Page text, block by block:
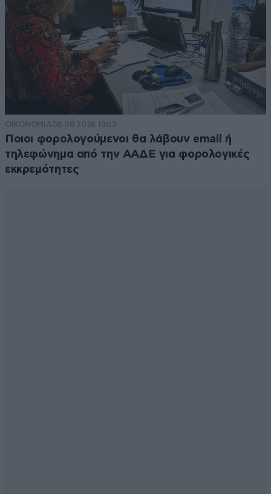
ΟΙΚΟΝΟΜΙΑ08·08·2026 13:03
Ποιοι φορολογούμενοι θα λάβουν email ή
τηλεφώνημα από την ΑΑΔΕ για φορολογικές
εκκρεμότητες